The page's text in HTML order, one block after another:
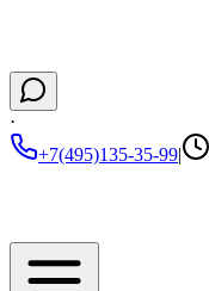
·
+7(495)135-35-99|